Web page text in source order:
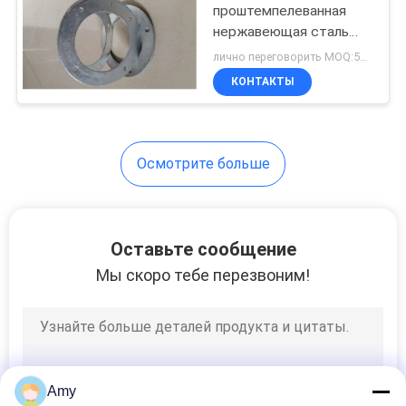
Металл
153
глубокие
вытягиваемые
части
проштемпелеванная
нержавеющая сталь
фланца с отверстиями
80ММ до 1500ММ
сваренные плоско
КОНТАКТЫ
Осмотрите больше
Оставьте сообщение
Мы скоро тебе перезвоним!
Amy